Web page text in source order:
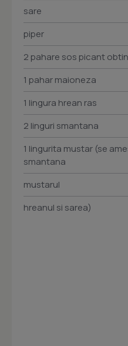
sare
piper
2 pahare sos picant
1 pahar maioneza
1 lingura hrean ras
2 linguri smantana
1 lingurita mustar (se
smantana
mustarul
hreanul si sarea)